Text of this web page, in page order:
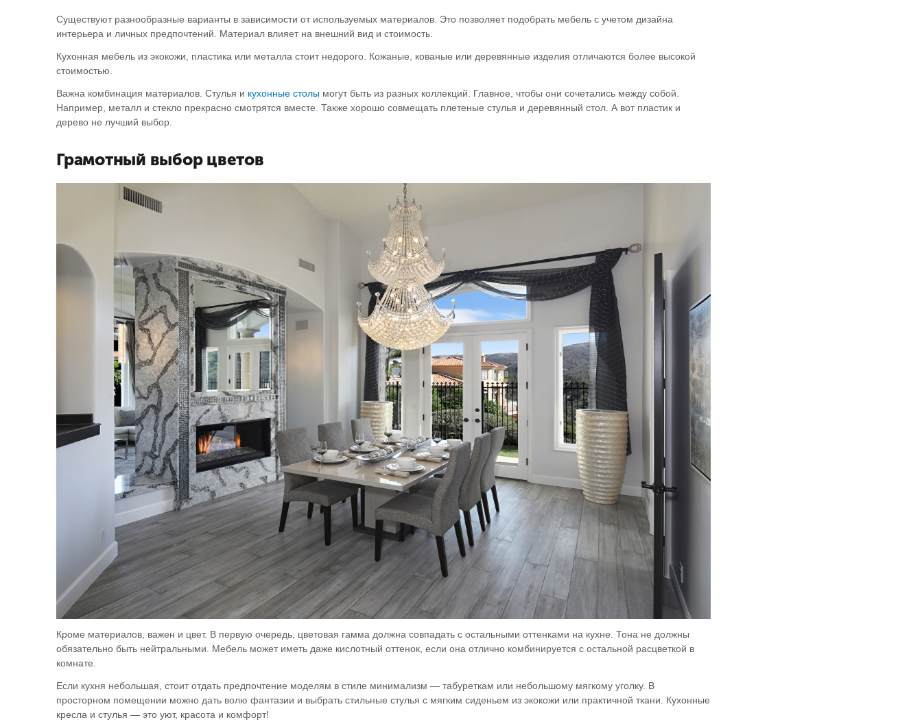
Существуют разнообразные варианты в зависимости от используемых материалов. Это позволяет подобрать мебель с учетом дизайна
интерьера и личных предпочтений. Материал влияет на внешний вид и стоимость.
Кухонная мебель из экокожи, пластика или металла стоит недорого. Кожаные, кованые или деревянные изделия отличаются более высокой
стоимостью.
Важна комбинация материалов. Стулья и кухонные столы могут быть из разных коллекций. Главное, чтобы они сочетались между собой.
Например, металл и стекло прекрасно смотрятся вместе. Также хорошо совмещать плетеные стулья и деревянный стол. А вот пластик и
дерево не лучший выбор.
Грамотный выбор цветов
Кроме материалов, важен и цвет. В первую очередь, цветовая гамма должна совпадать с остальными оттенками на кухне. Тона не должны
обязательно быть нейтральными. Мебель может иметь даже кислотный оттенок, если она отлично комбинируется с остальной расцветкой в
комнате.
Если кухня небольшая, стоит отдать предпочтение моделям в стиле минимализм — табуреткам или небольшому мягкому уголку. В
просторном помещении можно дать волю фантазии и выбрать стильные стулья с мягким сиденьем из экокожи или практичной ткани. Кухонные
кресла и стулья — это уют, красота и комфорт!